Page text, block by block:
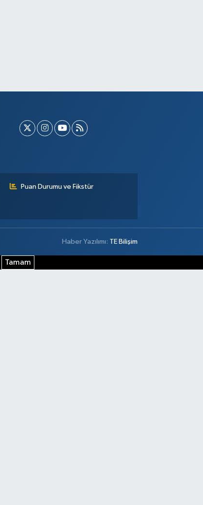
Puan Durumu ve Fikstür
Haber Yazılımı: TE Bilişim
Tamam